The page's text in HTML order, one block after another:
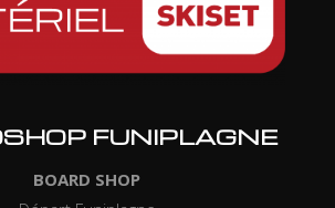
FUNIPLAGNE
BOARD SHOP